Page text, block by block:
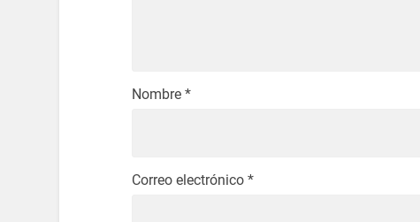
Nombre *
Correo electrónico *